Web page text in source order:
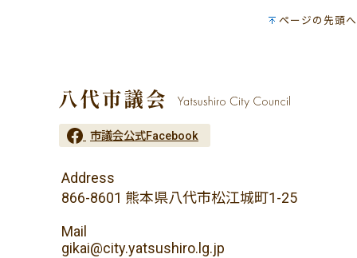
ページの先頭へ
市議会公式Facebook
Address
866-8601 熊本県八代市松江城町1-25
Mail
gikai@city.yatsushiro.lg.jp